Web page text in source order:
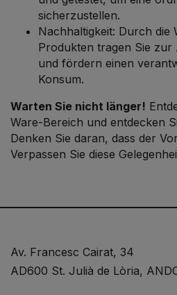
sicherzustellen.
Nachhaltigkeit: Durch die
Produkten tragen Sie
und fördern einen
Konsum.
Warten Sie nicht länger!
Ware-Bereich und entdecken
Denken Sie daran, dass der
Verpassen Sie diese
Av. Francesc Cairat, 34
AD600 St. Julià de Lòria,